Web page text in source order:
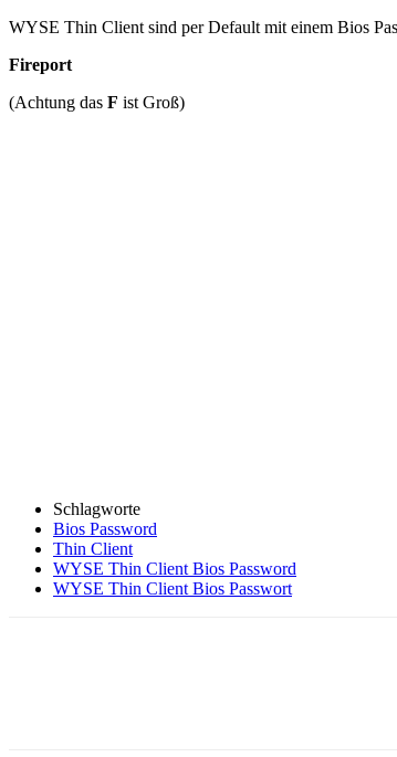
WYSE Thin Client sind per Default mit einem Bios
Fireport
(Achtung das F ist Groß)
Schlagworte
Bios Password
Thin Client
WYSE Thin Client Bios Password
WYSE Thin Client Bios Passwort